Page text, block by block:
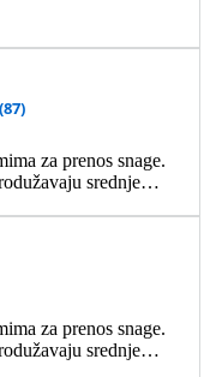
(87)
za prenos snage.
srednje…
za prenos snage.
srednje…